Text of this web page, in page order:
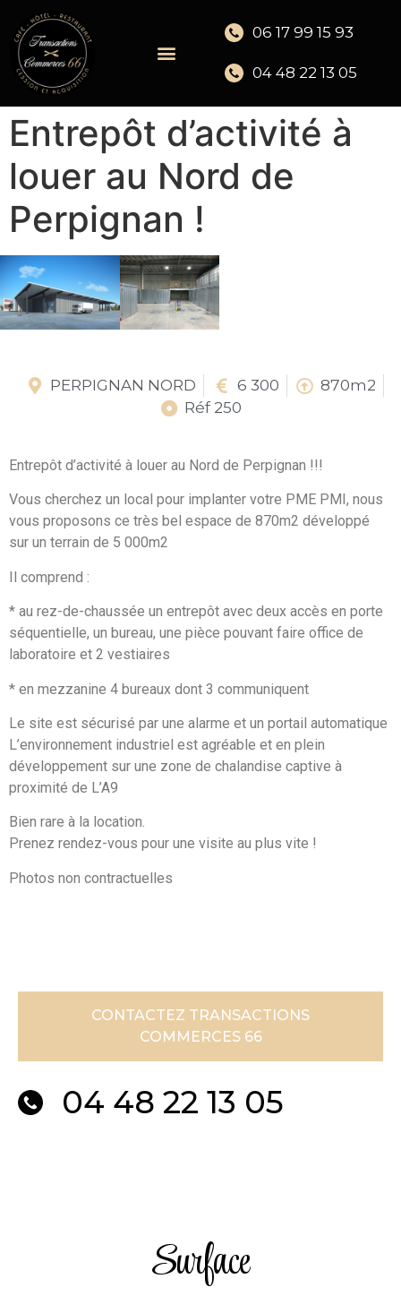
06 17 99 15 93
04 48 22 13 05
Entrepôt d’activité à
louer au Nord de
Perpignan !
PERPIGNAN NORD 6 300
870m2
Réf 250
Entrepôt d’activité à louer au Nord de Perpignan !!!
Vous cherchez un local pour implanter votre PME PMI, nous
vous proposons ce très bel espace de 870m2 développé
sur un terrain de 5 000m2
Il comprend :
* au rez-de-chaussée un entrepôt avec deux accès en porte
séquentielle, un bureau, une pièce pouvant faire office de
laboratoire et 2 vestiaires
* en mezzanine 4 bureaux dont 3 communiquent
Le site est sécurisé par une alarme et un portail automatique
L’environnement industriel est agréable et en plein
développement sur une zone de chalandise captive à
proximité de L’A9
Bien rare à la location.
Prenez rendez-vous pour une visite au plus vite !
Photos non contractuelles
CONTACTEZ TRANSACTIONS
COMMERCES 66
04 48 22 13 05
Surface